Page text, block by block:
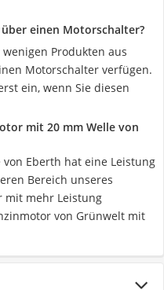
einen Motorschalter?
Produkten aus
Motorschalter verfügen.
ein, wenn Sie diesen
mit 20 mm Welle von
Eberth hat eine Leistung
Bereich unseres
mit mehr Leistung
von Grünwelt mit